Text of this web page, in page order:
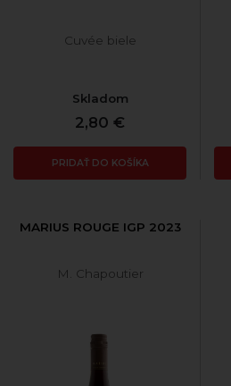
Cuvée biele
Skladom
2,80 €
PRIDAŤ DO KOŠÍKA
MARIUS ROUGE IGP 2023
M. Chapoutier